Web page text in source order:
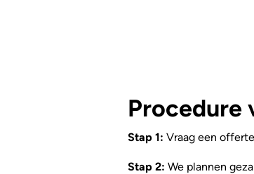
Procedure
Stap 1: Vraag een
Stap 2: We plannen